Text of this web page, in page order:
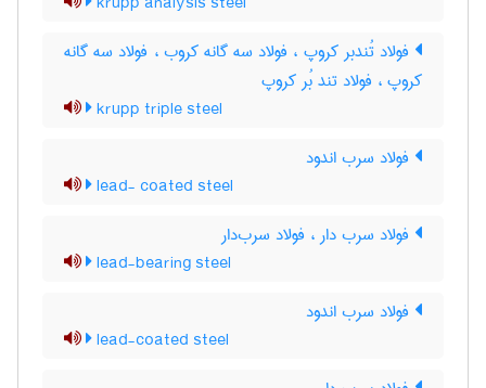
فولاد تُندبر کروپ ، فولاد سه گانه کروب ، فولاد سه گانه
کروپ ، فولاد تند بُر کروپ
krupp triple steel
فولاد سرب اندود
lead- coated steel
فولاد سرب دار ، فولاد سرب‌دار
lead-bearing steel
فولاد سرب اندود
lead-coated steel